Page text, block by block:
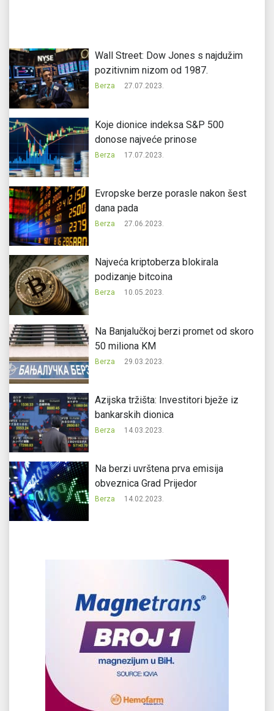
Wall Street: Dow Jones s najdužim
pozitivnim nizom od 1987.
Berza 27.07.2023.
Koje dionice indeksa S&P 500
donose najveće prinose
Berza 17.07.2023.
Evropske berze porasle nakon šest
dana pada
Berza 27.06.2023.
Najveća kriptoberza blokirala
podizanje bitcoina
Berza 10.05.2023.
Na Banjalučkoj berzi promet od skoro
50 miliona KM
Berza 29.03.2023.
Azijska tržišta: Investitori bježe iz
bankarskih dionica
Berza 14.03.2023.
Na berzi uvrštena prva emisija
obveznica Grad Prijedor
Berza 14.02.2023.